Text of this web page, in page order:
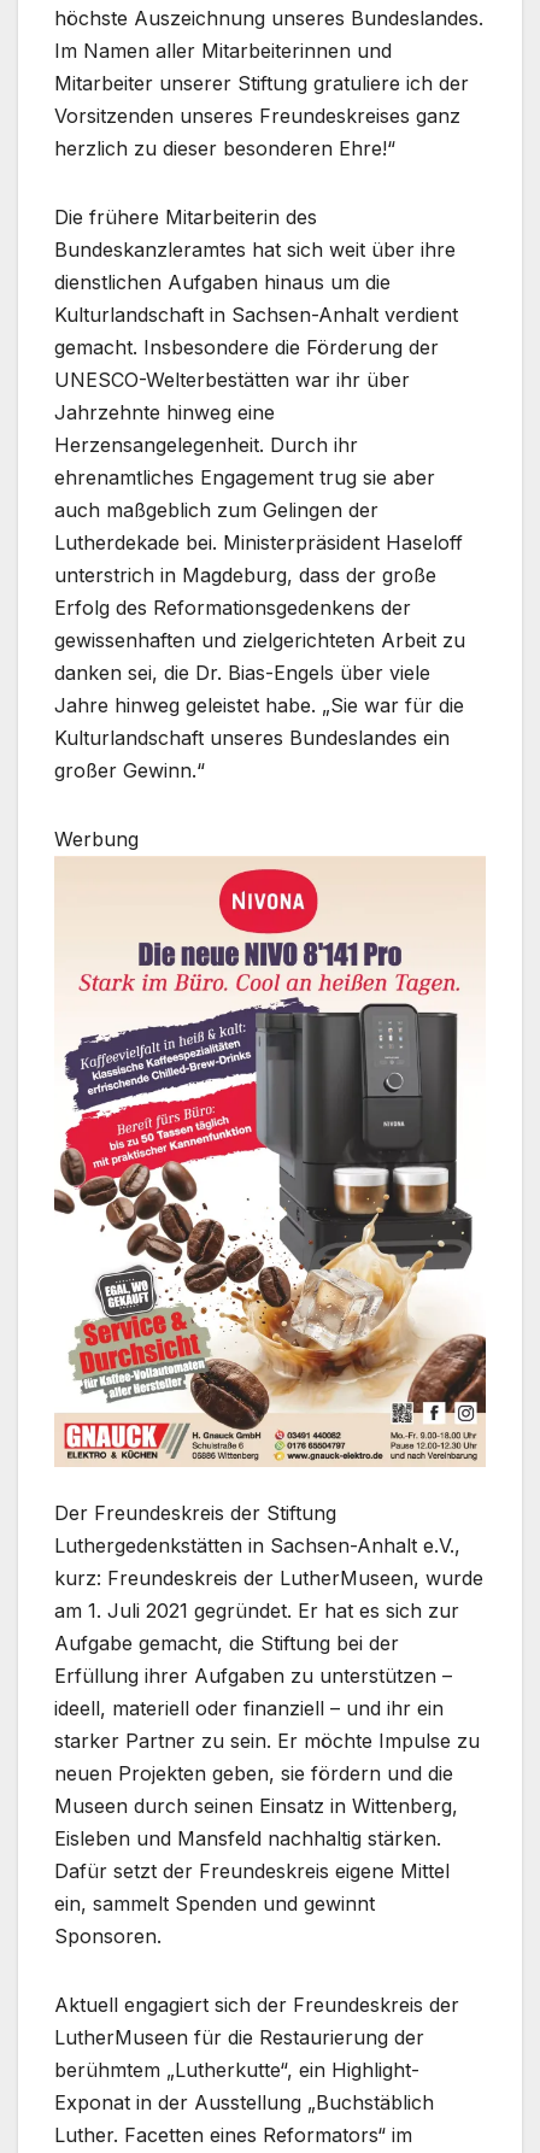
höchste Auszeichnung unseres Bundeslandes.
Im Namen aller Mitarbeiterinnen und
Mitarbeiter unserer Stiftung gratuliere ich der
Vorsitzenden unseres Freundeskreises ganz
herzlich zu dieser besonderen Ehre!“
Die frühere Mitarbeiterin des
Bundeskanzleramtes hat sich weit über ihre
dienstlichen Aufgaben hinaus um die
Kulturlandschaft in Sachsen-Anhalt verdient
gemacht. Insbesondere die Förderung der
UNESCO-Welterbestätten war ihr über
Jahrzehnte hinweg eine
Herzensangelegenheit. Durch ihr
ehrenamtliches Engagement trug sie aber
auch maßgeblich zum Gelingen der
Lutherdekade bei. Ministerpräsident Haseloff
unterstrich in Magdeburg, dass der große
Erfolg des Reformationsgedenkens der
gewissenhaften und zielgerichteten Arbeit zu
danken sei, die Dr. Bias-Engels über viele
Jahre hinweg geleistet habe. „Sie war für die
Kulturlandschaft unseres Bundeslandes ein
großer Gewinn.“
Werbung
Der Freundeskreis der Stiftung
Luthergedenkstätten in Sachsen-Anhalt e.V.,
kurz: Freundeskreis der LutherMuseen, wurde
am 1. Juli 2021 gegründet. Er hat es sich zur
Aufgabe gemacht, die Stiftung bei der
Erfüllung ihrer Aufgaben zu unterstützen –
ideell, materiell oder finanziell – und ihr ein
starker Partner zu sein. Er möchte Impulse zu
neuen Projekten geben, sie fördern und die
Museen durch seinen Einsatz in Wittenberg,
Eisleben und Mansfeld nachhaltig stärken.
Dafür setzt der Freundeskreis eigene Mittel
ein, sammelt Spenden und gewinnt
Sponsoren.
Aktuell engagiert sich der Freundeskreis der
LutherMuseen für die Restaurierung der
berühmtem „Lutherkutte“, ein Highlight-
Exponat in der Ausstellung „Buchstäblich
Luther. Facetten eines Reformators“ im